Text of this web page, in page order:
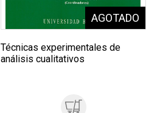
Técnicas experimentales de
análisis cualitativos